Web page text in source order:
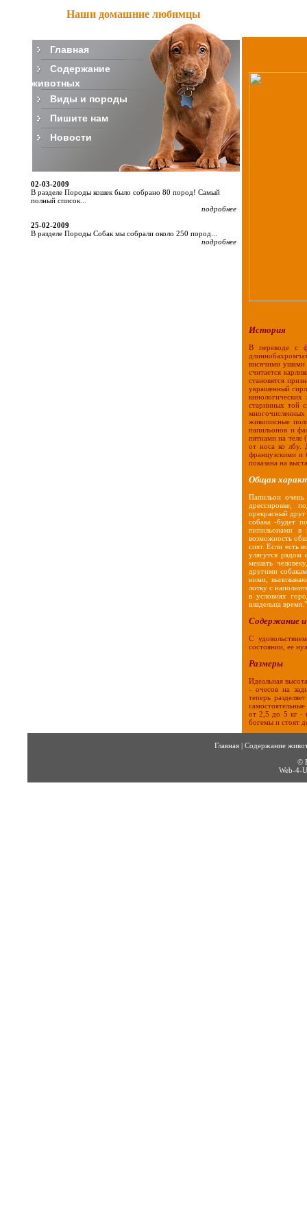
Наши домашние любимцы
Главная
Содержание
животных
Виды и породы
Пишите нам
Новости
02-03-2009
В разделе Породы кошек было собрано 80 пород! Самый
полный список...
подробнее
25-02-2009
В разделе Породы Собак мы собрали около 250 пород...
подробнее
История
В переводе с
висячими ушами
считается
становятся
украшенный
старинных той
живописные
папильонов и
пятнами на теле
от носа ко лбу.
французскими и
показана на
Общая
Папильон
дрессировке,
прекрасный друг
собака -будет
пипильонами в
возможность
спят. Если есть
улягутся рядом
мешать
другими
ними,
лотку с
в условиях
владельца время."
Содержание и
С
состоянии, ее
Размеры
Идеальная
- очесов на
теперь
от 2,5 до 5 кг -
богемы и стоят
Главная| Содержание
©
Web-4-